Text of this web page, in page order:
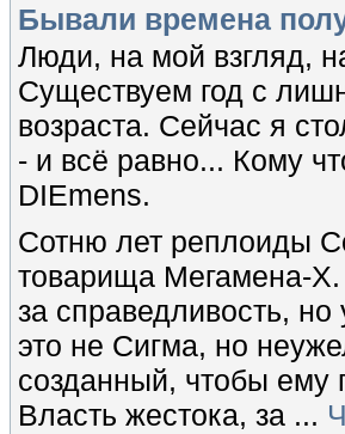
Бывали времена
Люди, на мой взгляд,
Существуем год с
возраста. Сейчас я
- и всё равно... Кому
DIEmens.
Сотню лет реплоиды
товарища Мегамена-X.
за справедливость,
это не Сигма, но
созданный, чтобы
Власть жестока, за ...